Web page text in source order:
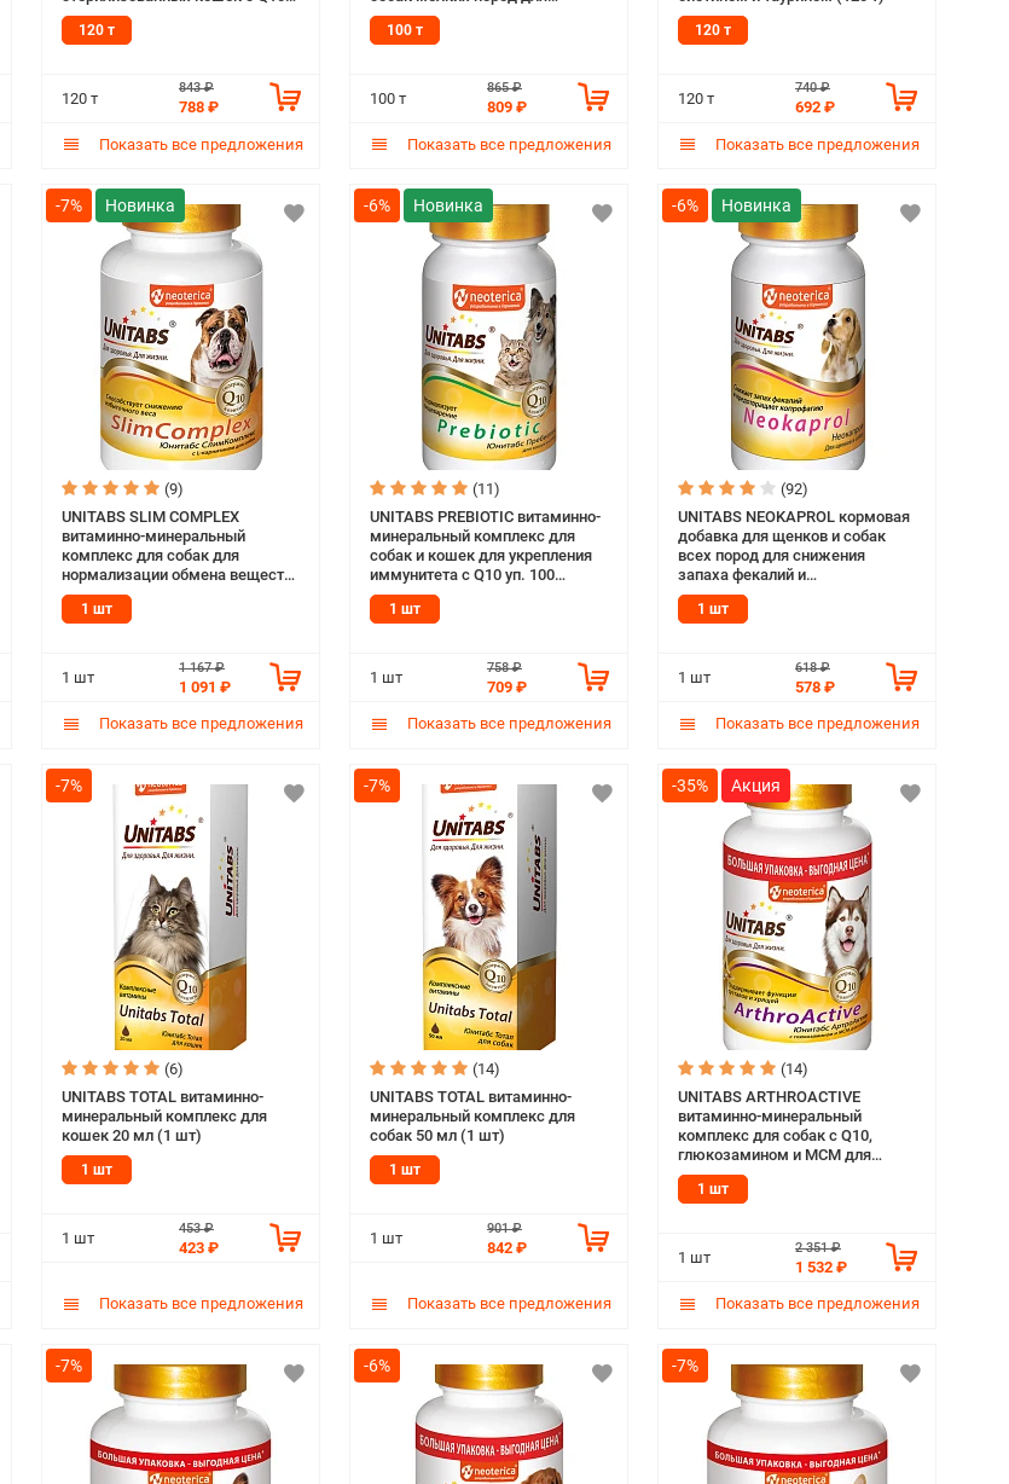
(120 т)
120 т
120 т
843 ₽
788 ₽
Показать все предложения
укрепления иммунитета с Q10
(100 т)
100 т
100 т
865 ₽
809 ₽
Показать все предложения
120 т
120 т
740 ₽
692 ₽
Показать все предложения
-7%
(9)
UNITABS SLIM COMPLEX
витаминно-минеральный
комплекс для собак для
нормализации обмена веществ
с Q10 и L-карнитином уп. 100
таблеток (1 шт)
1 шт
1 шт
1 167 ₽
1 091 ₽
Показать все предложения
-6%
(11)
UNITABS PREBIOTIC витаминно-
минеральный комплекс для
собак и кошек для укрепления
иммунитета с Q10 уп. 100
таблеток (1 шт)
1 шт
1 шт
758 ₽
709 ₽
Показать все предложения
-6%
(92)
UNITABS NEOKAPROL кормовая
добавка для щенков и собак
всех пород для снижения
запаха фекалий и
предотвращения копрофагии уп.
100 таблеток (1 шт)
1 шт
1 шт
618 ₽
578 ₽
Показать все предложения
-7%
(6)
UNITABS TOTAL витаминно-
минеральный комплекс для
кошек 20 мл (1 шт)
1 шт
1 шт
453 ₽
423 ₽
Показать все предложения
-7%
(14)
UNITABS TOTAL витаминно-
минеральный комплекс для
собак 50 мл (1 шт)
1 шт
1 шт
901 ₽
842 ₽
Показать все предложения
-35%
(14)
UNITABS ARTHROACTIVE
витаминно-минеральный
комплекс для собак с Q10,
глюкозамином и МСМ для
поддержания функции суставов
и хрящей уп. 200 таблеток (1 шт)
1 шт
1 шт
2 351 ₽
1 532 ₽
Показать все предложения
-7% -6% -7%